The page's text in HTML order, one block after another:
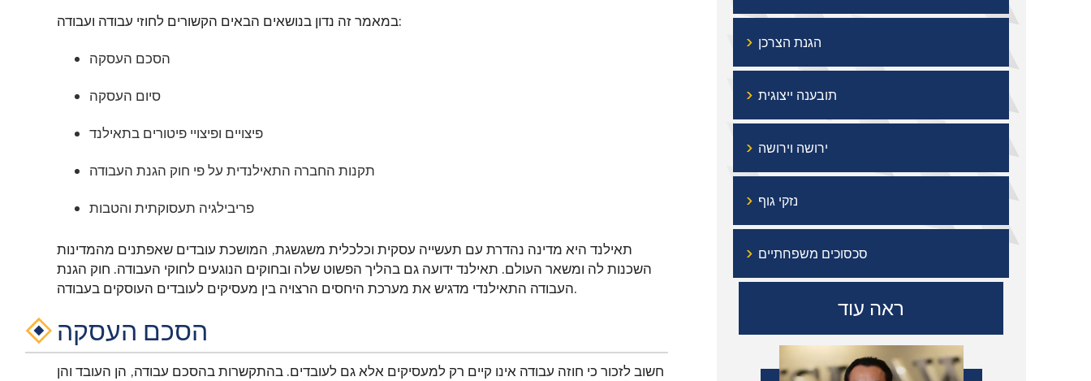
במאמר זה נדון בנושאים הבאים הקשורים לחוזי עבודה ועבודה:
הסכם העסקה
סיום העסקה
פיצויים ופיצויי פיטורים בתאילנד
תקנות החברה התאילנדית על פי חוק הגנת העבודה
פריבילגיה תעסוקתית והטבות
תאילנד היא מדינה נהדרת עם תעשייה עסקית וכלכלית משגשגת, המושכת עובדים שאפתנים מהמדינות
השכנות לה ומשאר העולם. תאילנד ידועה גם בהליך הפשוט שלה ובחוקים הנוגעים לחוקי העבודה. חוק הגנת
העבודה התאילנדי מדגיש את מערכת היחסים הרצויה בין מעסיקים לעובדים העוסקים בעבודה.
הסכם העסקה
חשוב לזכור כי חוזה עבודה אינו קיים רק למעסיקים אלא גם לעובדים. בהתקשרות בהסכם עבודה, הן העובד והן
› הגנת הצרכן
› תובענה ייצוגית
› ירושה וירושה
› נזקי גוף
› סכסוכים משפחתיים
ראה עוד